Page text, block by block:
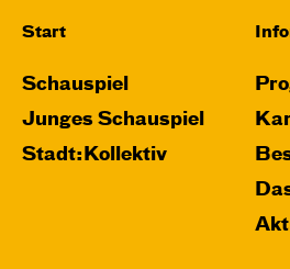
Start
Schauspiel
Junges Schauspiel
Stadt:Kollektiv